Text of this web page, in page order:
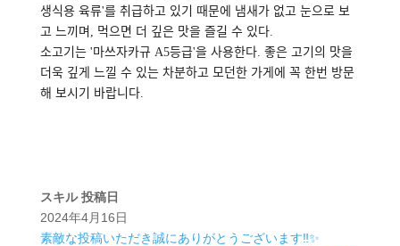
생식용 육류'를 취급하고 있기 때문에 냄새가 없고 눈으로 보
고 느끼며, 먹으면 더 깊은 맛을 즐길 수 있다.
소고기는 '마쓰자카규 A5등급'을 사용한다. 좋은 고기의 맛을
더욱 깊게 느낄 수 있는 차분하고 모던한 가게에 꼭 한번 방문
해 보시기 바랍니다.
スキル 投稿日
2024年4月16日
素敵な投稿いただき誠にありがとうございます‼️✨